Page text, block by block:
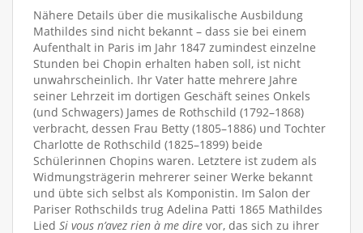
Nähere Details über die musikalische Ausbildung
Mathildes sind nicht bekannt – dass sie bei einem
Aufenthalt in Paris im Jahr 1847 zumindest einzelne
Stunden bei Chopin erhalten haben soll, ist nicht
unwahrscheinlich. Ihr Vater hatte mehrere Jahre
seiner Lehrzeit im dortigen Geschäft seines Onkels
(und Schwagers) James de Rothschild (1792–1868)
verbracht, dessen Frau Betty (1805–1886) und Tochter
Charlotte de Rothschild (1825–1899) beide
Schülerinnen Chopins waren. Letztere ist zudem als
Widmungsträgerin mehrerer seiner Werke bekannt
und übte sich selbst als Komponistin. Im Salon der
Pariser Rothschilds trug Adelina Patti 1865 Mathildes
Lied Si vous n’avez rien à me dire vor, das sich zu ihrer